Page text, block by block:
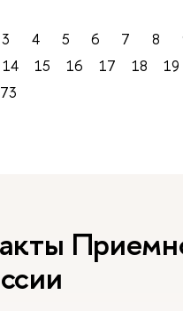
3 4 5 6 7 8
14 15 16 17 18 19
73